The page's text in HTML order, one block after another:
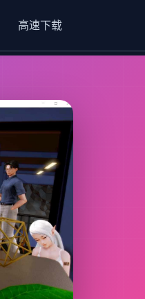
高速下载